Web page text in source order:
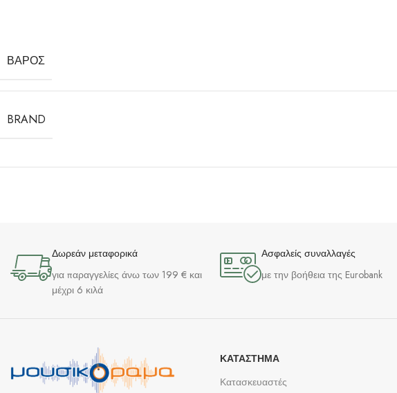
ΒΆΡΟΣ
BRAND
Δωρεάν μεταφορικά
για παραγγελίες άνω των 199 € και
μέχρι 6 κιλά
Ασφαλείς συναλλαγές
με την βοήθεια της Eurobank
ΚΑΤΆΣΤΗΜΑ
Κατασκευαστές